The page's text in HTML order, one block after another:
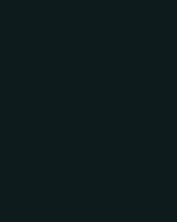
Privacy Policy
Privacy Policy